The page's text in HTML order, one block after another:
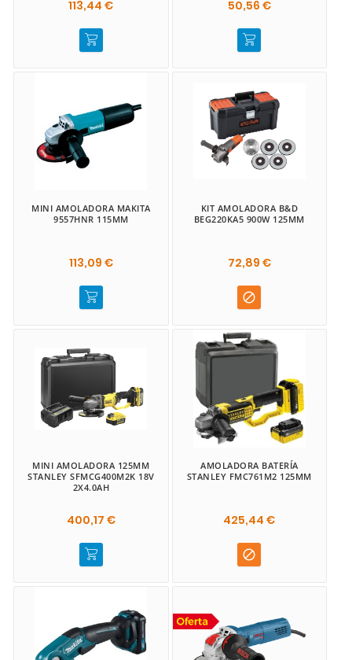
113,44 € 50,56 €
MINI AMOLADORA MAKITA
9557HNR 115MM
113,09 €
KIT AMOLADORA B&D
BEG220KA5 900W 125MM
72,89 €

MINI AMOLADORA 125MM
STANLEY SFMCG400M2K 18V
2X4.0AH
400,17 €
AMOLADORA BATERÍA
STANLEY FMC761M2 125MM
425,44 €
